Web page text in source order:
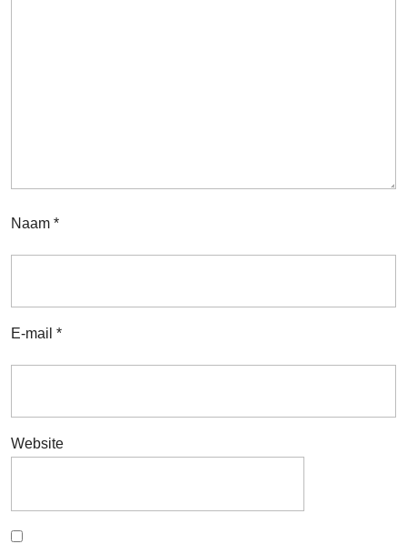
Naam *
E-mail *
Website